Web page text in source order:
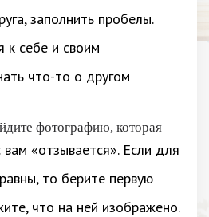
заполнить пробелы.
к себе и своим
что-то о другом
фотографию, которая
«отзывается». Если для
то берите первую
что на ней изображено.